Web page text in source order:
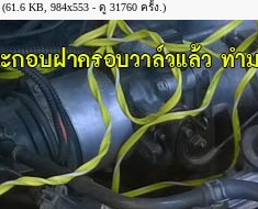
(61.6 KB, 984x553 - ดู 31760 ครั้ง.)